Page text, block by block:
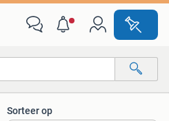
Sorteer op